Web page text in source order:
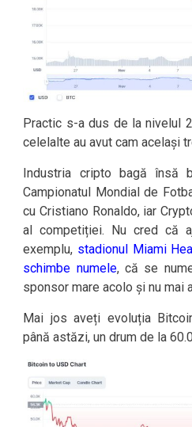
Practic s-a dus de la nivelul
celelalte au avut cam același
Industria cripto bagă însă
Campionatul Mondial de
cu Cristiano Ronaldo, iar
al competiției. Nu cred că
exemplu, stadionul Miami
schimbe numele, că se
sponsor mare acolo și nu mai
Mai jos aveți evoluția
până astăzi, un drum de la